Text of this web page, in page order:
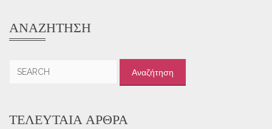
ΑΝΑΖΉΤΗΣΗ
ΤΕΛΕΥΤΑΊΑ ΆΡΘΡΑ